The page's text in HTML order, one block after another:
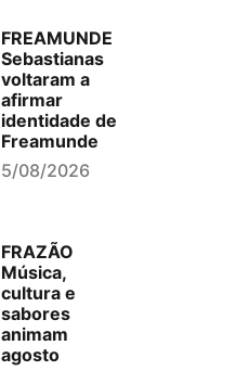
FREAMUNDE
Sebastianas
voltaram a
afirmar
identidade de
Freamunde
5/08/2026
FRAZÃO
Música,
cultura e
sabores
animam
agosto